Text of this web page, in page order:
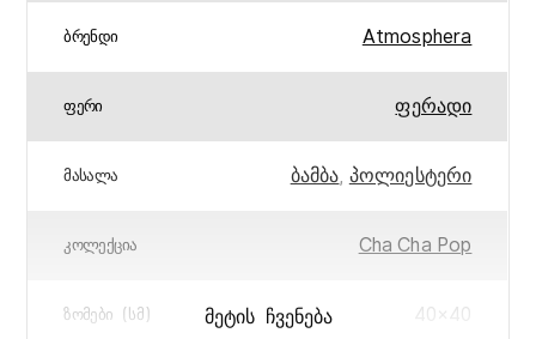
ᲑᲠᲔᲜᲓᲘ Atmosphera
ᲤᲔᲠᲘ ფერადი
ᲛᲐᲡᲐᲚᲐ ბამბა, პოლიესტერი
ᲙᲝᲚᲔᲥᲪᲘᲐ Cha Cha Pop
ᲖᲝᲛᲔᲑᲘ (ᲡᲛ) 40×40
ᲛᲔᲢᲘᲡ ᲩᲕᲔᲜᲔᲑᲐ